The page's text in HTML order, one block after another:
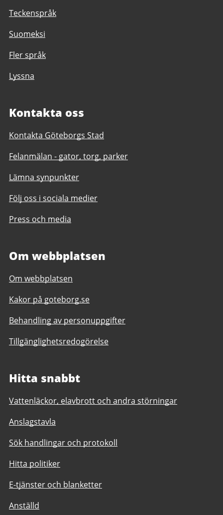
Teckenspråk
Suomeksi
Fler språk
Lyssna
Kontakta oss
Kontakta Göteborgs Stad
Felanmälan - gator, torg, parker
Lämna synpunkter
Följ oss i sociala medier
Press och media
Om webbplatsen
Om webbplatsen
Kakor på goteborg.se
Behandling av personuppgifter
Tillgänglighetsredogörelse
Hitta snabbt
Vattenläckor, elavbrott och andra störningar
Anslagstavla
Sök handlingar och protokoll
Hitta politiker
E-tjänster och blanketter
Anställd